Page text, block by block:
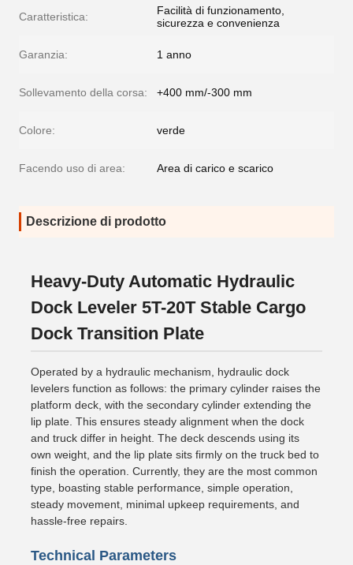
Caratteristica:
Facilità di funzionamento,
sicurezza e convenienza
Garanzia: 1 anno
Sollevamento della corsa: +400 mm/-300 mm
Colore: verde
Facendo uso di area: Area di carico e scarico
Descrizione di prodotto
Heavy-Duty Automatic Hydraulic
Dock Leveler 5T-20T Stable Cargo
Dock Transition Plate
Operated by a hydraulic mechanism, hydraulic dock
levelers function as follows: the primary cylinder raises the
platform deck, with the secondary cylinder extending the
lip plate. This ensures steady alignment when the dock
and truck differ in height. The deck descends using its
own weight, and the lip plate sits firmly on the truck bed to
finish the operation. Currently, they are the most common
type, boasting stable performance, simple operation,
steady movement, minimal upkeep requirements, and
hassle-free repairs.
Technical Parameters